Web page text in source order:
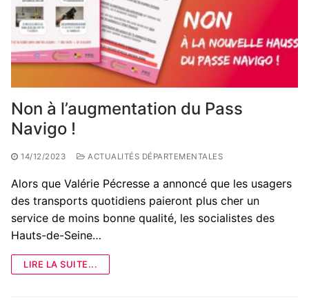
Non à l’augmentation du Pass
Navigo !
14/12/2023 ACTUALITÉS DÉPARTEMENTALES
Alors que Valérie Pécresse a annoncé que les usagers
des transports quotidiens paieront plus cher un
service de moins bonne qualité, les socialistes des
Hauts-de-Seine…
LIRE LA SUITE...